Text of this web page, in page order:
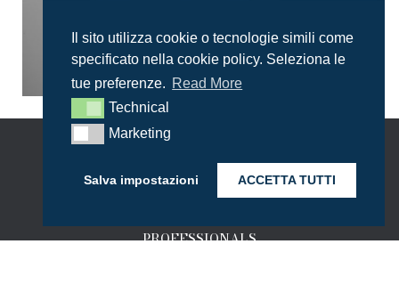
PROFESSIONALS
Il sito utilizza cookie o tecnologie simili come
specificato nella cookie policy. Seleziona le
tue preferenze. Read More
TechnicalTechnical
MarketingMarketing
Salva impostazioni ACCETTA TUTTI